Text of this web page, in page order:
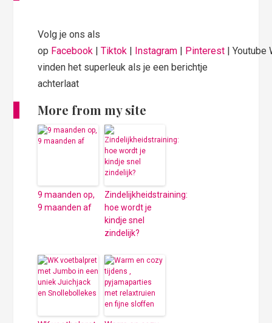
Volg je ons als
op Facebook |Tiktok | Instagram | Pinterest | Youtube
vinden het superleuk als je een berichtje
achterlaat
More from my site
9 maanden op,
9 maanden af
Zindelijkheidstraining:
hoe wordt je
kindje snel
zindelijk?